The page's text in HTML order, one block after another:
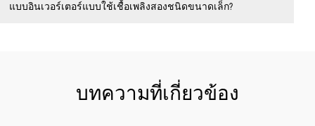
แบบอินเวอร์เตอร์แบบใช้เชื้อเพลิงสองชนิดขนาดเล็ก?
บทความที่เกี่ยวข้อง